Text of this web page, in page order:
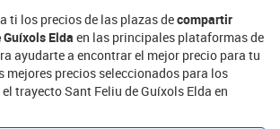
ti los precios de las plazas decompartir
Elda en las principales plataformas de
ayudarte a encontrar el mejor precio para tu
mejores precios seleccionados para los
trayecto Sant Feliu de Guíxols Elda en